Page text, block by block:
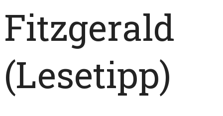
Fitzgerald
(Lesetipp)